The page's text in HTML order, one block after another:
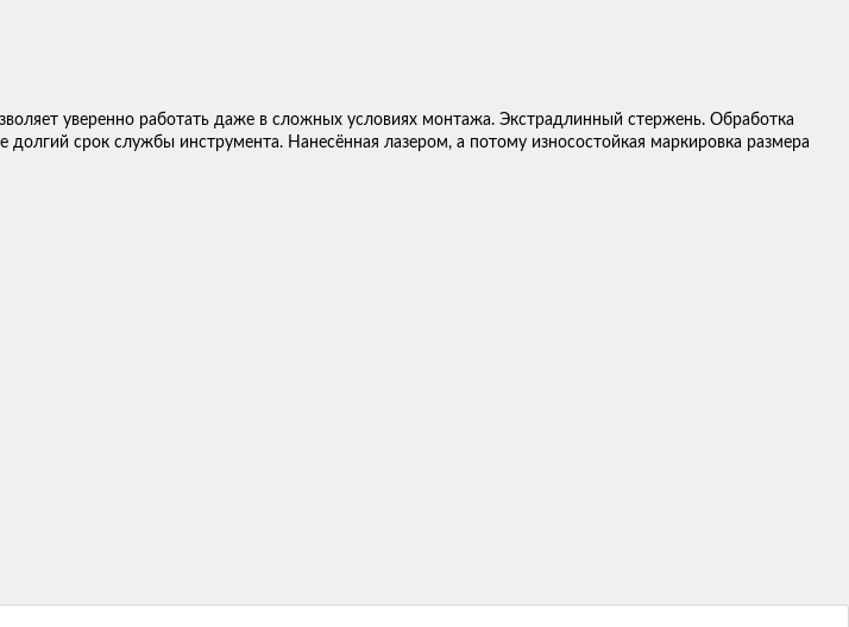
уверенно работать даже в сложных условиях монтажа. Экстрадлинный стержень. Обработка
долгий срок службы инструмента. Нанесённая лазером, а потому износостойкая маркировка размера